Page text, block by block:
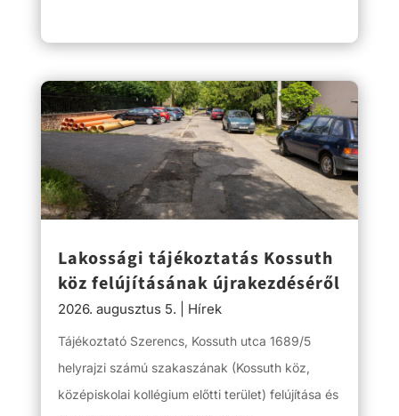
Lakossági tájékoztatás Kossuth
köz felújításának újrakezdéséről
2026. augusztus 5. Hírek
Tájékoztató Szerencs, Kossuth utca 1689/5
helyrajzi számú szakaszának (Kossuth köz,
középiskolai kollégium előtti terület) felújítása és